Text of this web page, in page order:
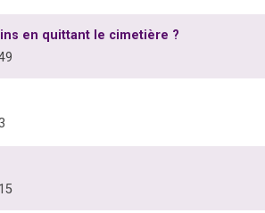
en quittant le cimetière ?